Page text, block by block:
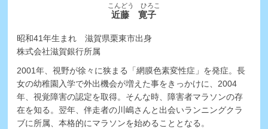
こんどう ひろこ
近藤 寛子
昭和41年生まれ 滋賀県栗東市出身
株式会社滋賀銀行所属
2001年、視野が徐々に狭まる「網膜色素変性症」を発症。長
女の幼稚園入学で外出機会が増えた事をきっかけに、2004
年、視覚障害の認定を取得。そんな時、障害者マラソンの存
在を知る。翌年、伴走者の川嶋さんと出会いランニングクラ
ブに所属、本格的にマラソンを始めることとなる。